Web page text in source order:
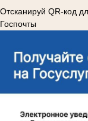
Отсканируй QR-код
Госпочты